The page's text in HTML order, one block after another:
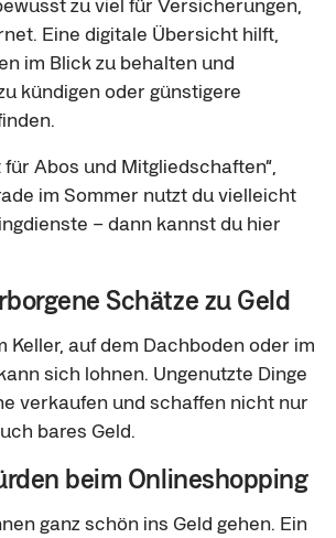
Eine digitale Übersicht hilft,
im Blick zu behalten und
kündigen oder günstigere
für Abos und Mitgliedschaften“,
im Sommer nutzt du vielleicht
– dann kannst du hier
Schätze zu Geld
Keller, auf dem Dachboden oder im
sich lohnen. Ungenutzte Dinge
verkaufen und schaffen nicht nur
bares Geld.
beim Onlineshopping
ganz schön ins Geld gehen. Ein